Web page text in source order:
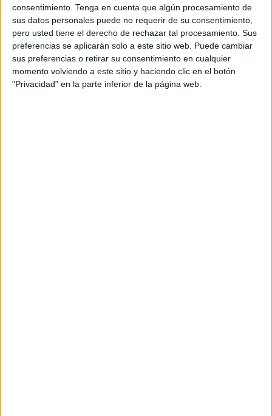
consentimiento. Tenga en cuenta que algún procesamiento de
sus datos personales puede no requerir de su consentimiento,
pero usted tiene el derecho de rechazar tal procesamiento. Sus
preferencias se aplicarán solo a este sitio web. Puede cambiar
sus preferencias o retirar su consentimiento en cualquier
momento volviendo a este sitio y haciendo clic en el botón
"Privacidad" en la parte inferior de la página web.
Jaime Linaza tiene una dilatada experiencia
profesional en finanzas corporativas y controlling
financiero, además de haber conseguido grandes
retos empresariales orientados a la estrategia y
objetivos de negocio.